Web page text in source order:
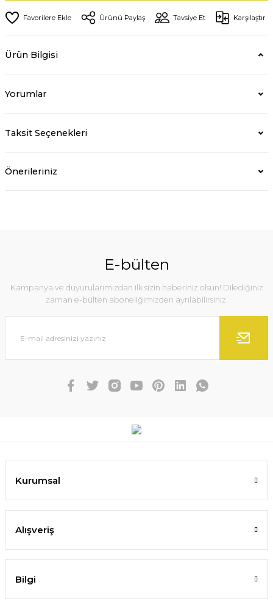
Ürünü Paylaş Tavsiye Et Karşılaştır
Ürün Bilgisi
Yorumlar
Taksit Seçenekleri
Önerileriniz
E-bülten
Kampanya ve duyurularımızdan ilk sizin haberiniz olsun! Dilediğiniz
zaman e-bülten aboneliğimizden ayrılabilirsiniz.
Kurumsal
Alışveriş
Bilgi